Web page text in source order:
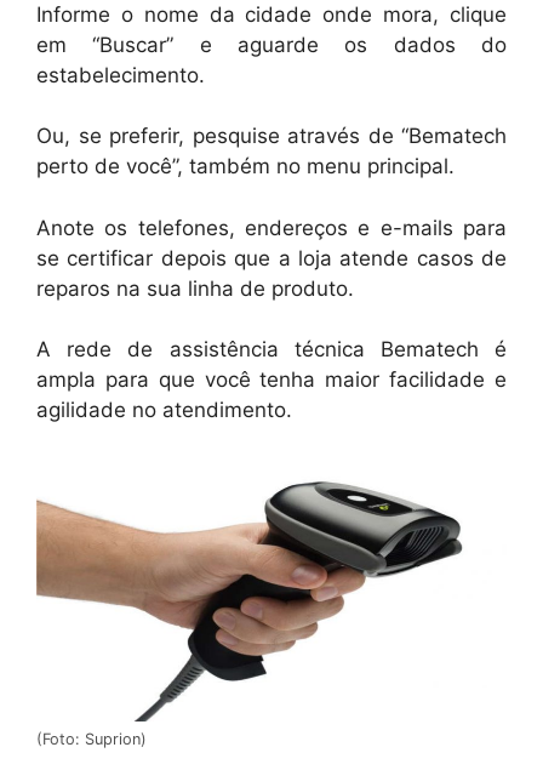
Informe o nome da cidade onde mora, clique
em “Buscar” e aguarde os dados do
estabelecimento.
Ou, se preferir, pesquise através de “Bematech
perto de você”, também no menu principal.
Anote os telefones, endereços e e-mails para
se certificar depois que a loja atende casos de
reparos na sua linha de produto.
A rede de assistência técnica Bematech é
ampla para que você tenha maior facilidade e
agilidade no atendimento.
(Foto: Suprion)